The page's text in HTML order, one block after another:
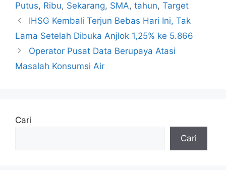
Putus, Ribu, Sekarang, SMA, tahun, Target
IHSG Kembali Terjun Bebas Hari Ini, Tak
Lama Setelah Dibuka Anjlok 1,25% ke 5.866
Operator Pusat Data Berupaya Atasi
Masalah Konsumsi Air
Cari
Cari